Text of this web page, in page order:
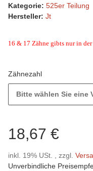
Kategorie: 525er Teilung
Hersteller: Jt
16 & 17 Zähne gibts nur in
Zähnezahl
Bitte wählen Sie eine
18,67 €
inkl. 19% USt. , zzgl.
Unverbindliche